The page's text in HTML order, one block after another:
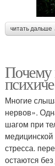
читать дальше
Почему
Многие
нервов».
шагом при
стресса.
остаются